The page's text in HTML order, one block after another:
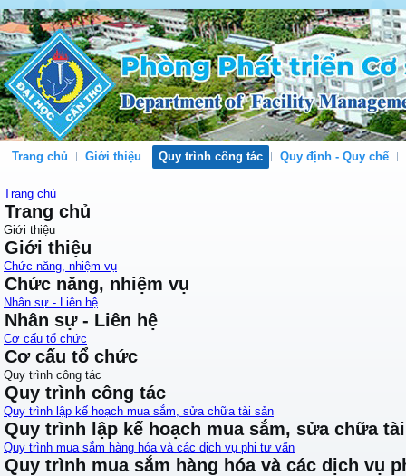
Trang chủ Giới thiệu Quy trình công tác Quy định - Quy chế
Trang chủ
Trang chủ
Giới thiệu
Giới thiệu
Chức năng, nhiệm vụ
Chức năng, nhiệm vụ
Nhân sự - Liên hệ
Nhân sự - Liên hệ
Cơ cấu tổ chức
Cơ cấu tổ chức
Quy trình công tác
Quy trình công tác
Quy trình lập kế hoạch mua sắm, sửa chữa tài sản
Quy trình lập kế hoạch mua sắm, sửa chữa
Quy trình mua sắm hàng hóa và các dịch vụ phi tư vấn
Quy trình mua sắm hàng hóa và các dịch vụ